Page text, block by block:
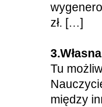
zł. […]
Tu
między